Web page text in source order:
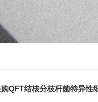
QFT结核分枝杆菌特异